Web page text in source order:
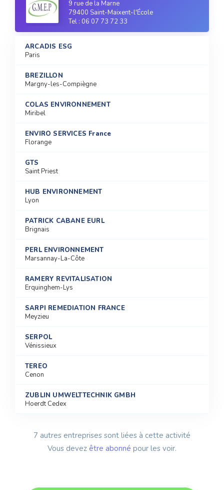
9 rue de la Marne
79400 Saint-Maixent-l'École
Tel : 06 07 73 72 33
ARCADIS ESG
Paris
BREZILLON
Margny-les-Compiègne
COLAS ENVIRONNEMENT
Miribel
ENVIRO SERVICES France
Florange
GTS
Saint Priest
HUB ENVIRONNEMENT
Lyon
PATRICK CABANE EURL
Brignais
PERL ENVIRONNEMENT
Marsannay-La-Côte
RAMERY REVITALISATION
Erquinghem-Lys
SARPI REMEDIATION FRANCE
Meyzieu
SERPOL
Vénissieux
TERÉO
Cenon
ZÜBLIN UMWELTTECHNIK GMBH
Hoerdt Cedex
7 autres entreprises sont liées à cette activité
Vous devez être abonné pour les voir.